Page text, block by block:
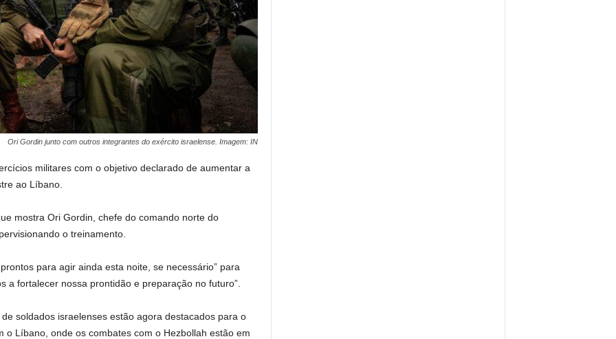
Ori Gordin junto com outros integrantes do exército israelense. Imagem: IN
militares com o objetivo declarado de aumentar a
ao Líbano.
mostra Ori Gordin, chefe do comando norte do
o treinamento.
para agir ainda esta noite, se necessário” para
a fortalecer nossa prontidão e preparação no futuro”.
soldados israelenses estão agora destacados para o
o Líbano, onde os combates com o Hezbollah estão em